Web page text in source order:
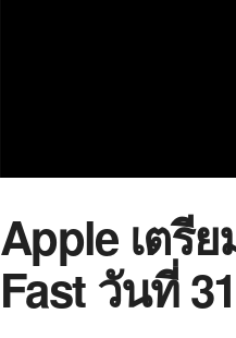
Apple เตรี
Fast วันที่